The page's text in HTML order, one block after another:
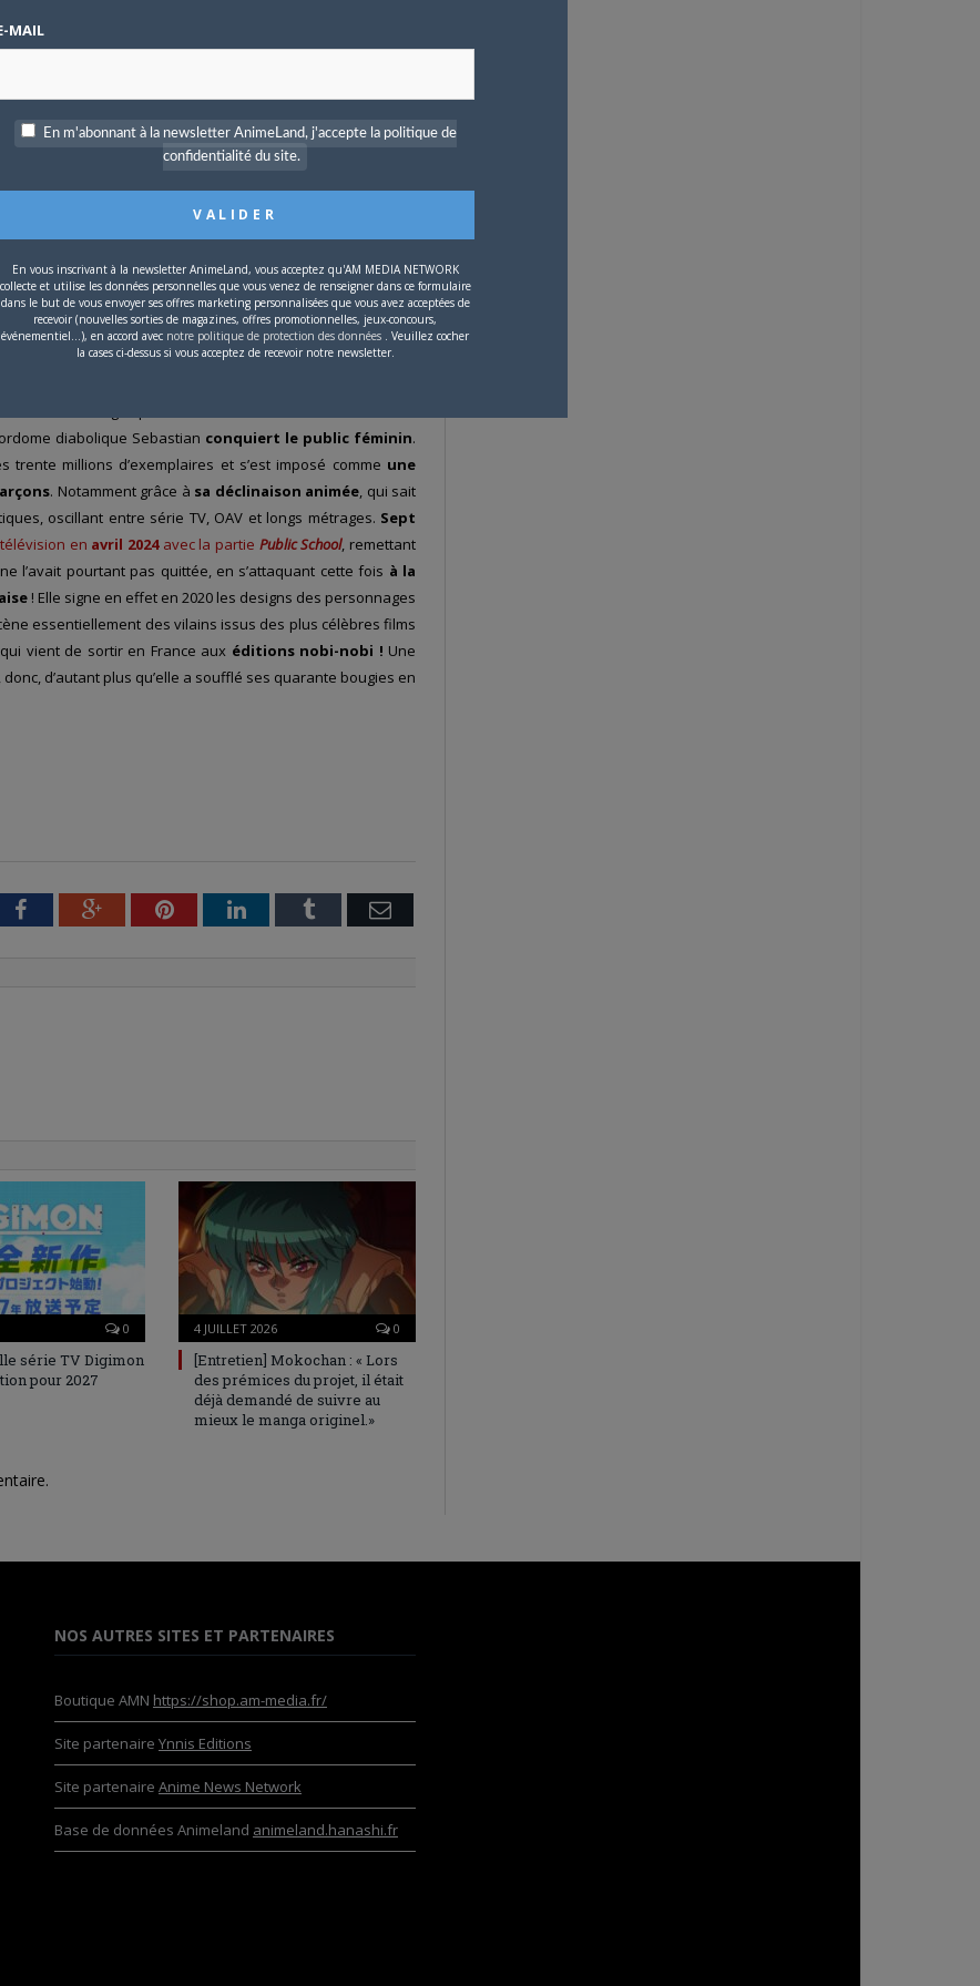
En particulier pour
au plus âgé, peut
c’est
qu’elle fait ses débuts
centré sur l’attrait
récits érotiques
effet les pages de
dans le Tokyo
éditoriale mixte du
d’étrenner un nouveau
enfin le succès dès
de ce manga qui se teinte de
diabolique Sebastian conquiert le public féminin.
millions d’exemplaires et s’est imposé comme une
. Notamment grâce à sa déclinaison animée, qui sait
oscillant entre série TV, OAV et longs métrages. Sept
en avril 2024avec la partie Public School, remettant
l’avait pourtant pas quittée, en s’attaquant cette fois à la
! Elle signe en effet en 2020 les designs des personnages
essentiellement des vilains issus des plus célèbres films
vient de sortir en France aux éditions nobi-nobi ! Une
d’autant plus qu’elle a soufflé ses quarante bougies en
FacebookGoogle+PinterestLinkedInTumblr Email
0
série TV Digimon
pour 2027
4 JUILLET 2026 0
[Entretien] Mokochan : « Lors
des prémices du projet, il était
déjà demandé de suivre au
mieux le manga originel.»
NOS AUTRES SITES ET PARTENAIRES
Boutique AMN https://shop.am-media.fr/
Site partenaire Ynnis Editions
Site partenaire Anime News Network
Base de données Animeland animeland.hanashi.fr
MAIL
En m'abonnant à la newsletter AnimeLand, j'accepte la politique de
confidentialité du site.
En vous inscrivant à la newsletter AnimeLand, vous acceptez qu'AM MEDIA NETWORK
collecte et utilise les données personnelles que vous venez de renseigner dans ce formulaire
dans le but de vous envoyer ses offres marketing personnalisées que vous avez acceptées de
recevoir (nouvelles sorties de magazines, offres promotionnelles, jeux-concours,
événementiel...), en accord avec notre politique de protection des données . Veuillez cocher
la cases ci-dessus si vous acceptez de recevoir notre newsletter.